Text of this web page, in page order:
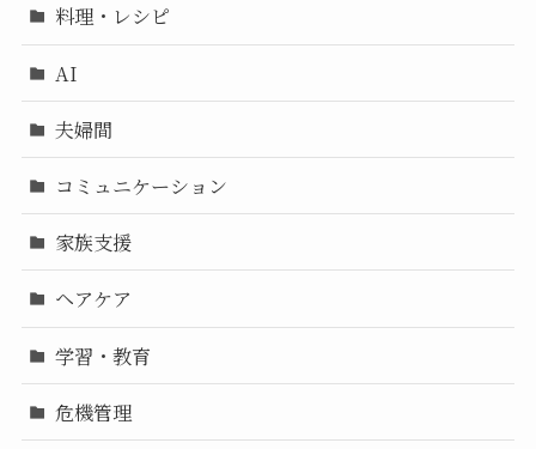
料理・レシピ
AI
夫婦間
コミュニケーション
家族支援
ヘアケア
学習・教育
危機管理